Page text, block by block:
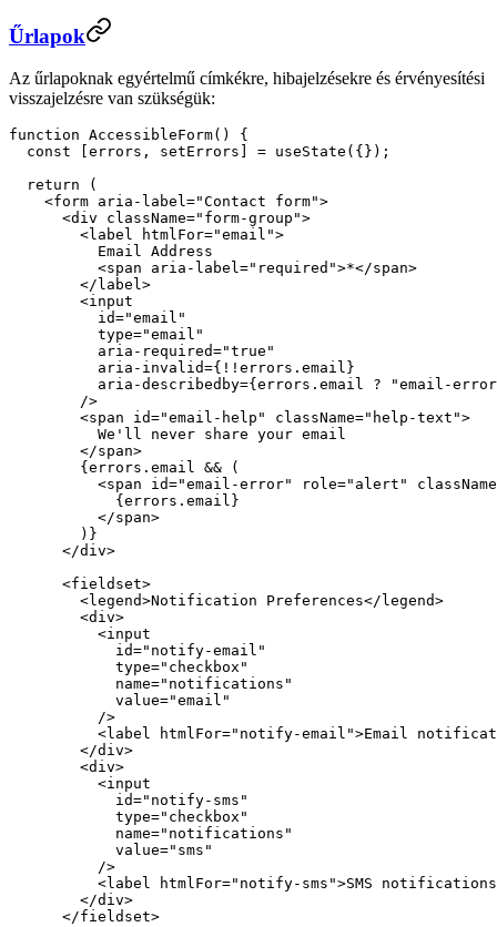
Űrlapok
Az űrlapoknak egyértelmű címkékre, hibajelzésekre és érvényesítési
visszajelzésre van szükségük:
function AccessibleForm() {
  const
errors , setErrors = useState ({});
  return
(
    <
form aria-label="Contact form">
      <
div className="form-group">
        <
label htmlFor="email">
          Email Address
          <
span aria-label="required">*</span>
        </
label>
        <
input
          id
="email"
          type
="email"
          aria-required
="true"
          aria-invalid
={ !! errors.email}
          aria-describedby
={errors.email ? "email-
        />
        <
span id="email-help" className="help-text">
          We'll never share your email
        </
span>
        {errors.email
&& (
          <
span id="email-error" role="alert"
className
            {errors.email}
          </
span>
        )}
      </
div>
      <
fieldset>
        <
legend>Notification Preferences</ legend>
        <
div>
          <
input
            id
="notify-email"
            type
="checkbox"
            name
="notifications"
            value
="email"
          />
          <
label htmlFor="notify-email">Email
        </
div>
        <
div>
          <
input
            id
="notify-sms"
            type
="checkbox"
            name
="notifications"
            value
="sms"
          />
          <
label htmlFor="notify-sms">SMS
        </
div>
      </
fieldset>